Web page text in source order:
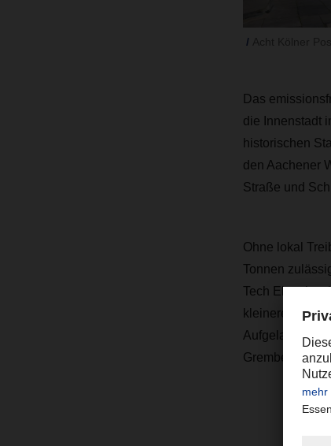
Das
die Innenstadt
historischen
den Aachener
Straße und
Ohne lokal
Tonnen
Tech Electric
kleinere
Aufgeladen